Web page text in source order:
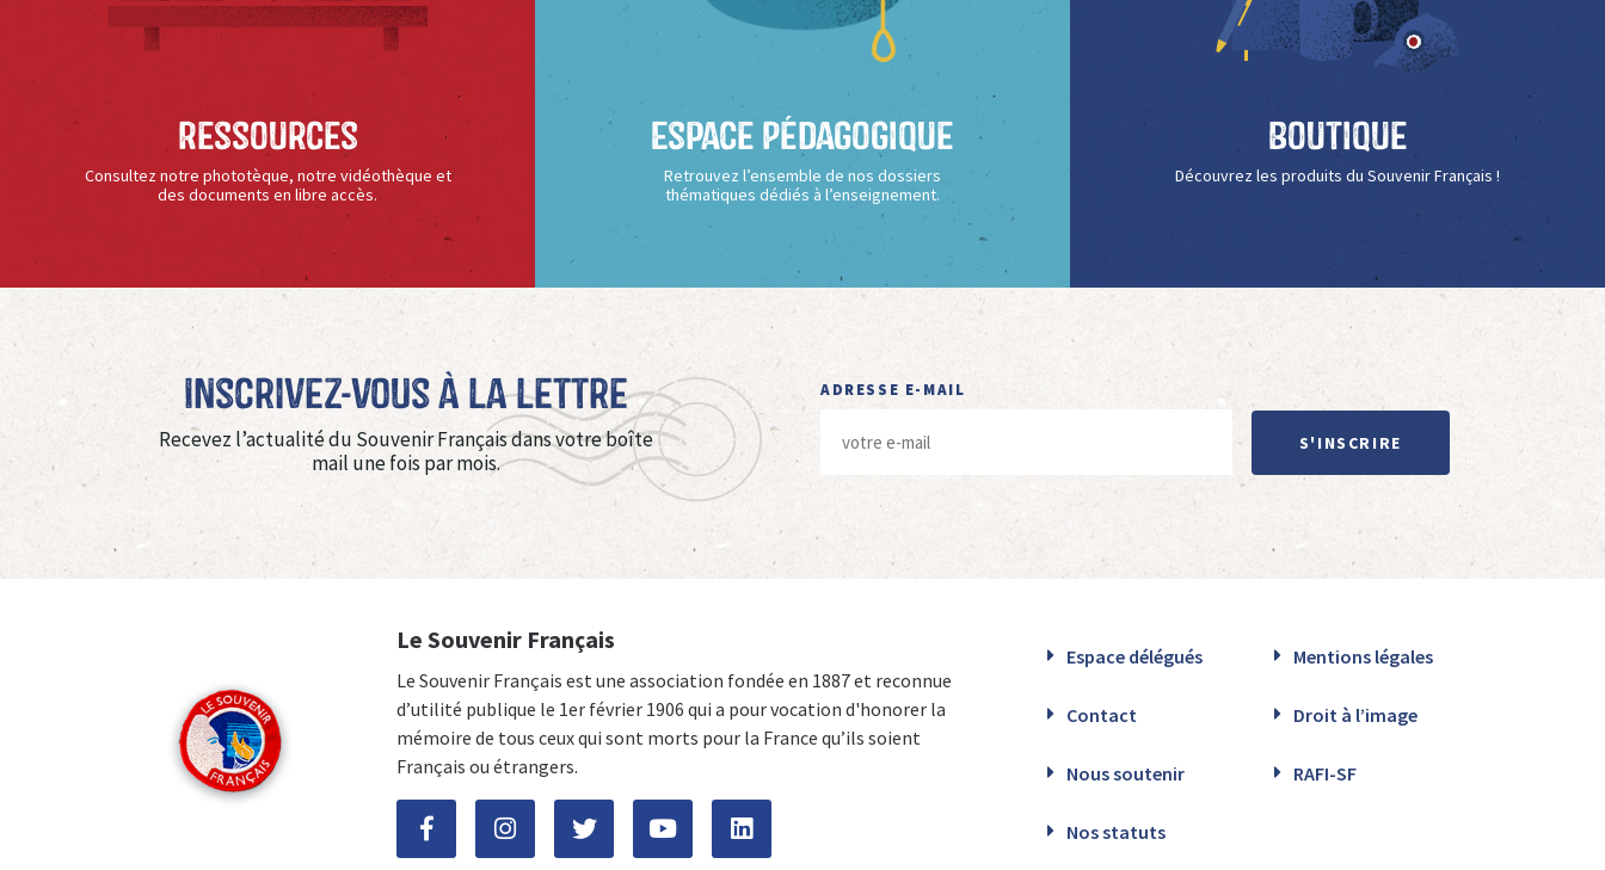
Ressources
Consultez notre phototèque, notre vidéothèque et
des documents en libre accès.
Espace Pédagogique
Retrouvez l’ensemble de nos dossiers
thématiques dédiés à l’enseignement.
Boutique
Découvrez les produits du Souvenir Français !
Inscrivez-vous à La Lettre
Recevez l’actualité du Souvenir Français dans votre boîte
mail une fois par mois.
ADRESSE E-MAIL
S'INSCRIRE
Le Souvenir Français
Le Souvenir Français est une association fondée en 1887 et reconnue
d’utilité publique le 1er février 1906 qui a pour vocation d'honorer la
mémoire de tous ceux qui sont morts pour la France qu’ils soient
Français ou étrangers.
Espace délégués Mentions légales
Contact Droit à l’image
Nous soutenir RAFI-SF
Nos statuts